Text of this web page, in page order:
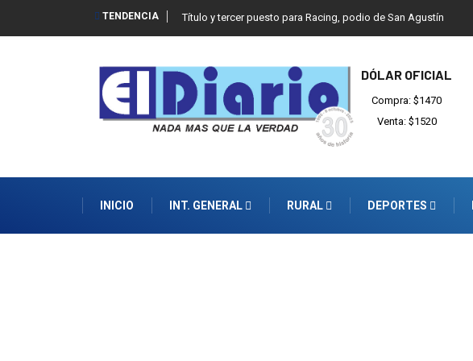
TENDENCIA Título y tercer puesto para Racing, podio de San Agustín
DÓLAR OFICIAL
Compra: $1470
Venta: $1520
INICIO INT. GENERAL RURAL DEPORTES